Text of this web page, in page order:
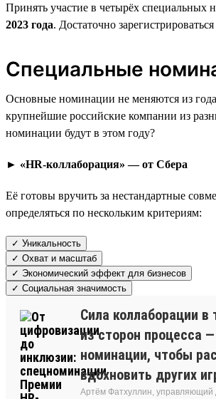
Принять участие в четырёх
2023 года. Достаточно
Специальные
Основные номинации не меняются из
крупнейшие российские компании из
номинации будут в этом году?
► «HR-коллаборация» — от Сбера
Её готовы вручить за нестандартные
определяться по нескольким критериям:
✓ Уникальность
✓ Охват и масштаб
✓ Экономический эффект для бизнесов
✓ Социальная значимость
Сила коллаборации
из сторон процесса
номинации, чтобы
вдохновить других
Артём Фатхуллин, управляющий